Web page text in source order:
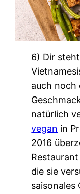
6) Dir
auch noch
natürlich
vegan in
2016
die sie
saisonales